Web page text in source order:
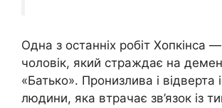
Одна з останніх робіт Хопкінса —
чоловік, який страждає на
«Батько». Пронизлива і відверта
людини, яка втрачає зв’язок із